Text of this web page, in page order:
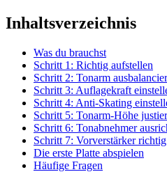
Inhaltsverzeichnis
Was du brauchst
Schritt 1: Richtig aufstellen
Schritt 2: Tonarm
Schritt 3: Auflagekraft
Schritt 4: Anti-Skating
Schritt 5: Tonarm-Höhe
Schritt 6: Tonabnehmer
Schritt 7: Vorverstärker
Die erste Platte abspielen
Häufige Fragen